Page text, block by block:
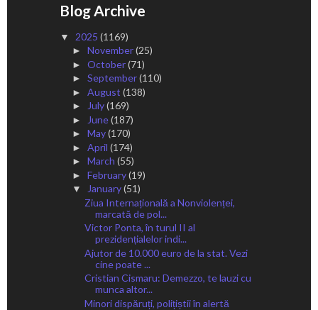
Blog Archive
▼ 2025 (1169)
► November(25)
► October(71)
► September(110)
► August (138)
► July(169)
► June(187)
► May(170)
► April (174)
► March (55)
► February(19)
▼ January(51)
Ziua Internațională a Nonviolenței,
marcată de pol...
Victor Ponta, în turul II al
prezidențialelor indi...
Ajutor de 10.000 euro de la stat. Vezi
cine poate ...
Cristian Cismaru: Demezzo, te lauzi cu
munca altor...
Minori dispăruți, polițiștii în alertă